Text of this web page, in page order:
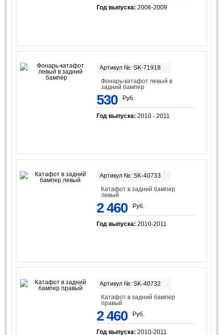
Год выпуска: 2006-2009
Артикул №: SK-71918
Фонарь-катафот левый в
задний бампер
530 Руб.
Год выпуска: 2010 - 2011
Артикул №: SK-40733
Катафот в задний бампер
левый
2 460 Руб.
Год выпуска: 2010-2011
Артикул №: SK-40732
Катафот в задний бампер
правый
2 460 Руб.
Год выпуска: 2010-2011